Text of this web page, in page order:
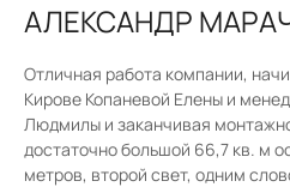
АЛЕКСАНДР
Отличная работа компании,
Кирове Копаневой Елены и
Людмилы и заканчивая
достаточно большой 66,7 кв. м
метров, второй свет, одним